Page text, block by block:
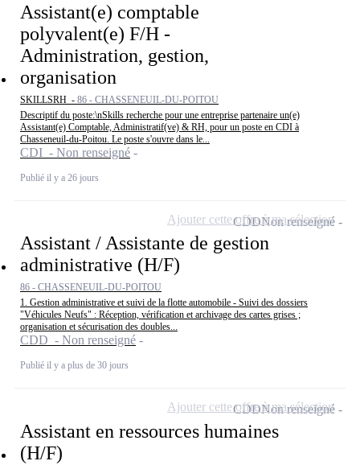
Assistant(e) comptable
polyvalent(e) F/H -
Administration, gestion,
organisation
SKILLSRH - 86 - CHASSENEUIL-DU-POITOU
Descriptif du poste:\nSkills recherche pour une entreprise partenaire un(e)
Assistant(e) Comptable, Administratif(ve) & RH, pour un poste en CDI à
Chasseneuil-du-Poitou. Le poste s'ouvre dans le...
CDI - Non renseigné
Publié il y a 26 jours
Assistant / Assistante de gestion
administrative (H/F)
86 - CHASSENEUIL-DU-POITOU
1. Gestion administrative et suivi de la flotte automobile - Suivi des dossiers
"Véhicules Neufs" : Réception, vérification et archivage des cartes grises ;
organisation et sécurisation des doubles...
CDD - Non renseigné
Publié il y a plus de 30 jours
CDDNon renseigné
Ajouter cette offre à ma sélection
Assistant en ressources humaines
(H/F)
CDDNon renseigné
Ajouter cette offre à ma sélection